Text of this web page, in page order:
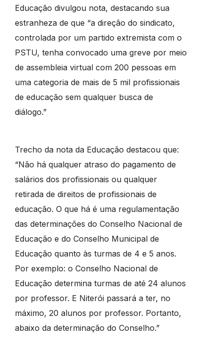
Educação divulgou nota, destacando sua
estranheza de que “a direção do sindicato,
controlada por um partido extremista com o
PSTU, tenha convocado uma greve por meio
de assembleia virtual com 200 pessoas em
uma categoria de mais de 5 mil profissionais
de educação sem qualquer busca de
diálogo.”
Trecho da nota da Educação destacou que:
“Não há qualquer atraso do pagamento de
salários dos profissionais ou qualquer
retirada de direitos de profissionais de
educação. O que há é uma regulamentação
das determinações do Conselho Nacional de
Educação e do Conselho Municipal de
Educação quanto às turmas de 4 e 5 anos.
Por exemplo: o Conselho Nacional de
Educação determina turmas de até 24 alunos
por professor. E Niterói passará a ter, no
máximo, 20 alunos por professor. Portanto,
abaixo da determinação do Conselho.”